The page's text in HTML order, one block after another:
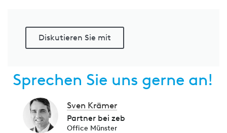
Diskutieren Sie mit
Sprechen Sie uns gerne an!
Sven Krämer
Partner bei zeb
Office Münster